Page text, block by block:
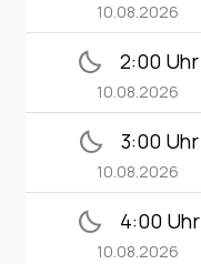
10.08.2026
bedtime 2:00 Uhr
10.08.2026
bedtime 3:00 Uhr
10.08.2026
bedtime 4:00 Uhr
10.08.2026